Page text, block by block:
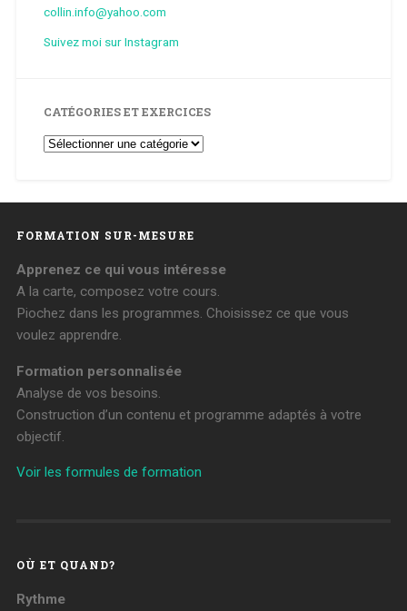
collin.info@yahoo.com
Suivez moi sur Instagram
CATÉGORIES ET EXERCICES
Catégories
et
FORMATION SUR-MESURE
Apprenez ce qui vous intéresse
A la carte, composez votre cours.
Piochez dans les programmes. Choisissez ce que vous
voulez apprendre.
Formation personnalisée
Analyse de vos besoins.
Construction d’un contenu et programme adaptés à votre
objectif.
Voir les formules de formation
OÙ ET QUAND?
Rythme